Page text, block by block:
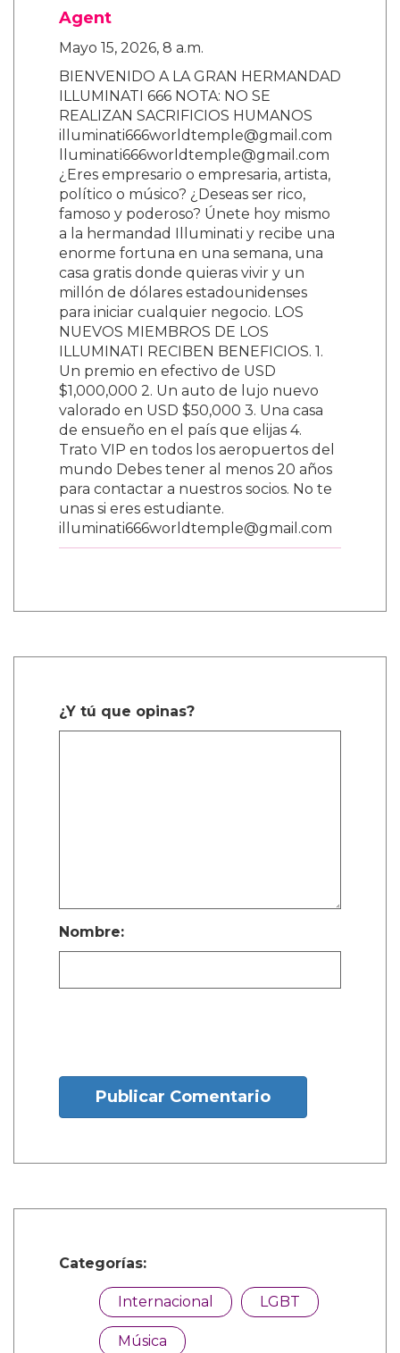
Agent
Mayo 15, 2026, 8 a.m.
BIENVENIDO A LA GRAN HERMANDAD
ILLUMINATI 666 NOTA: NO SE
REALIZAN SACRIFICIOS HUMANOS
illuminati666worldtemple@gmail.com
lluminati666worldtemple@gmail.com
¿Eres empresario o empresaria, artista,
político o músico? ¿Deseas ser rico,
famoso y poderoso? Únete hoy mismo
a la hermandad Illuminati y recibe una
enorme fortuna en una semana, una
casa gratis donde quieras vivir y un
millón de dólares estadounidenses
para iniciar cualquier negocio. LOS
NUEVOS MIEMBROS DE LOS
ILLUMINATI RECIBEN BENEFICIOS. 1.
Un premio en efectivo de USD
$1,000,000 2. Un auto de lujo nuevo
valorado en USD $50,000 3. Una casa
de ensueño en el país que elijas 4.
Trato VIP en todos los aeropuertos del
mundo Debes tener al menos 20 años
para contactar a nuestros socios. No te
unas si eres estudiante.
illuminati666worldtemple@gmail.com
¿Y tú que opinas?
Nombre:
Publicar Comentario
Categorías:
Internacional LGBT
Música